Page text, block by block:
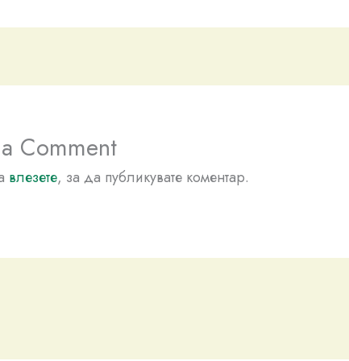
Comment
влезете, за да публикувате коментар.